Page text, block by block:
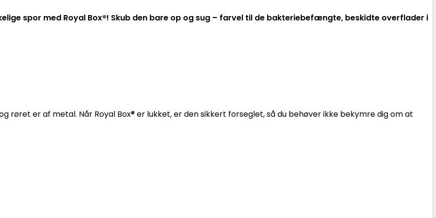
spor med Royal Box®! Skub den bare op og sug – farvel til de bakteriebefængte, beskidte overflader i
røret er af metal. Når Royal Box® er lukket, er den sikkert forseglet, så du behøver ikke bekymre dig om at